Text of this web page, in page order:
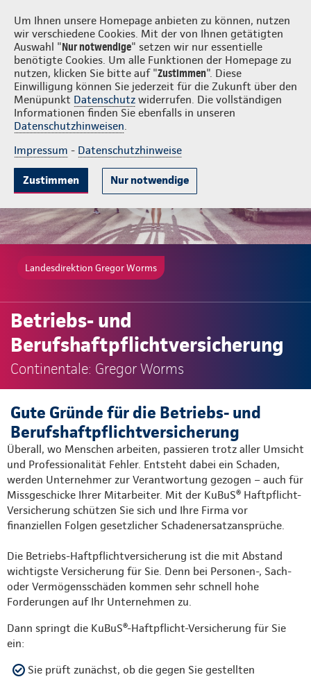
Um Ihnen unsere Homepage anbieten zu können, nutzen
wir verschiedene Cookies. Mit der von Ihnen getätigten
Auswahl "Nur notwendige" setzen wir nur essentielle
benötigte Cookies. Um alle Funktionen der Homepage zu
nutzen, klicken Sie bitte auf "Zustimmen". Diese
Einwilligung können Sie jederzeit für die Zukunft über den
Menüpunkt Datenschutz widerrufen. Die vollständigen
Informationen finden Sie ebenfalls in unseren
Datenschutzhinweisen.
Impressum - Datenschutzhinweise
Zustimmen Nur notwendige
Gregor Worms Login
Gute Gründe Tarife & Leistungen Wissenswertes Beratung &
Landesdirektion Gregor Worms
Betriebs- und
Berufshaftpflichtversicherung
Continentale: Gregor Worms
Gute Gründe für die Betriebs- und
Berufshaftpflichtversicherung
Überall, wo Menschen arbeiten, passieren trotz aller Umsicht
und Professionalität Fehler. Entsteht dabei ein Schaden,
werden Unternehmer zur Verantwortung gezogen – auch für
Missgeschicke Ihrer Mitarbeiter. Mit der KuBuS® Haftpflicht-
Versicherung schützen Sie sich und Ihre Firma vor
finanziellen Folgen gesetzlicher Schadenersatzansprüche.
Die Betriebs-Haftpflichtversicherung ist die mit Abstand
wichtigste Versicherung für Sie. Denn bei Personen-, Sach-
oder Vermögensschäden kommen sehr schnell hohe
Forderungen auf Ihr Unternehmen zu.
Dann springt die KuBuS®-Haftpflicht-Versicherung für Sie
ein:
Sie prüft zunächst, ob die gegen Sie gestellten